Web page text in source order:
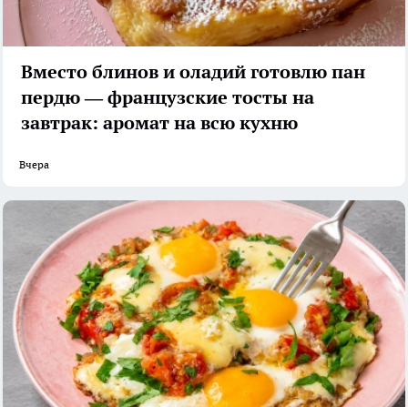
Вместо блинов и оладий готовлю пан
пердю — французские тосты на
завтрак: аромат на всю кухню
Вчера